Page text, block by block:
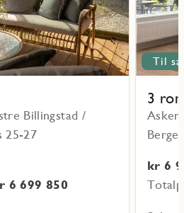
Billingstad /
25-27
6 699 850
Til
3
Asker
kr 6